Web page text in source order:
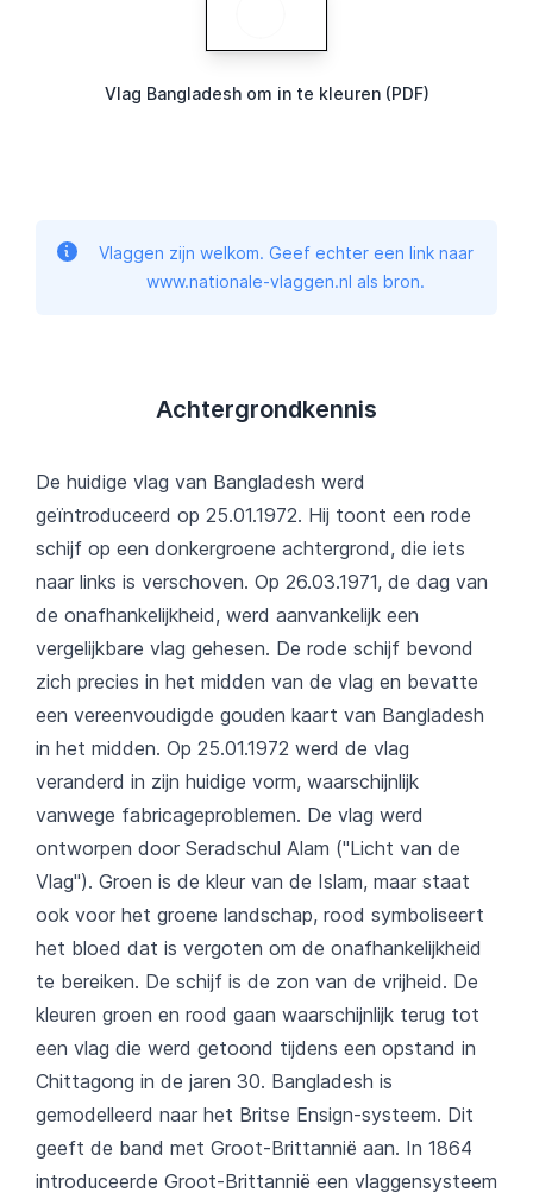
Vlag Bangladesh om in te kleuren (PDF)
Vlaggen zijn welkom. Geef echter een link naar
www.nationale-vlaggen.nl als bron.
Achtergrondkennis
De huidige vlag van Bangladesh werd
geïntroduceerd op 25.01.1972. Hij toont een rode
schijf op een donkergroene achtergrond, die iets
naar links is verschoven. Op 26.03.1971, de dag van
de onafhankelijkheid, werd aanvankelijk een
vergelijkbare vlag gehesen. De rode schijf bevond
zich precies in het midden van de vlag en bevatte
een vereenvoudigde gouden kaart van Bangladesh
in het midden. Op 25.01.1972 werd de vlag
veranderd in zijn huidige vorm, waarschijnlijk
vanwege fabricageproblemen. De vlag werd
ontworpen door Seradschul Alam ("Licht van de
Vlag"). Groen is de kleur van de Islam, maar staat
ook voor het groene landschap, rood symboliseert
het bloed dat is vergoten om de onafhankelijkheid
te bereiken. De schijf is de zon van de vrijheid. De
kleuren groen en rood gaan waarschijnlijk terug tot
een vlag die werd getoond tijdens een opstand in
Chittagong in de jaren 30. Bangladesh is
gemodelleerd naar het Britse Ensign-systeem. Dit
geeft de band met Groot-Brittannië aan. In 1864
introduceerde Groot-Brittannië een vlaggensysteem